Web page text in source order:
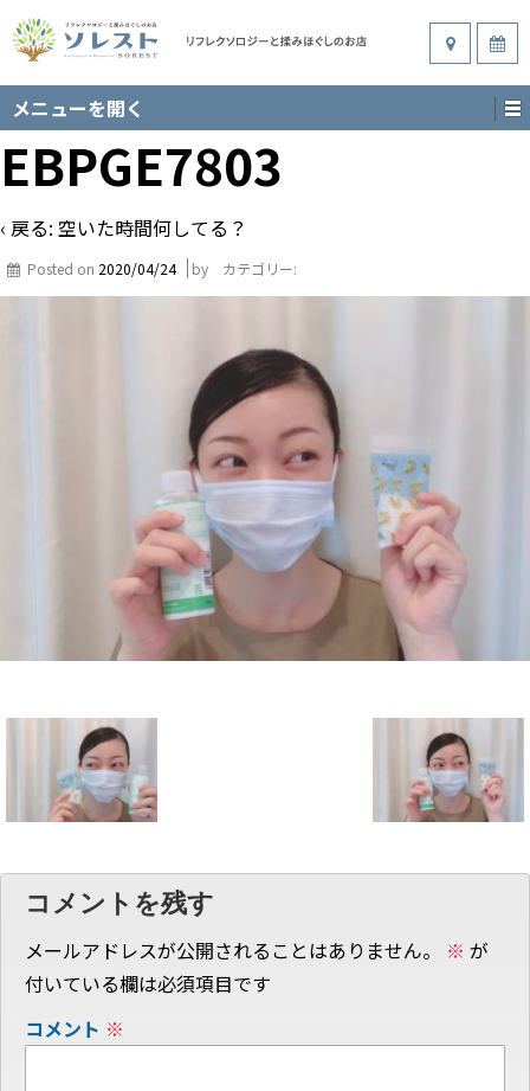
メニューを開く
EBPGE7803
‹ 戻る: 空いた時間何してる？
Posted on 2020/04/24 by カテゴリー:
コメントを残す
メールアドレスが公開されることはありません。 ※ が
付いている欄は必須項目です
コメント ※